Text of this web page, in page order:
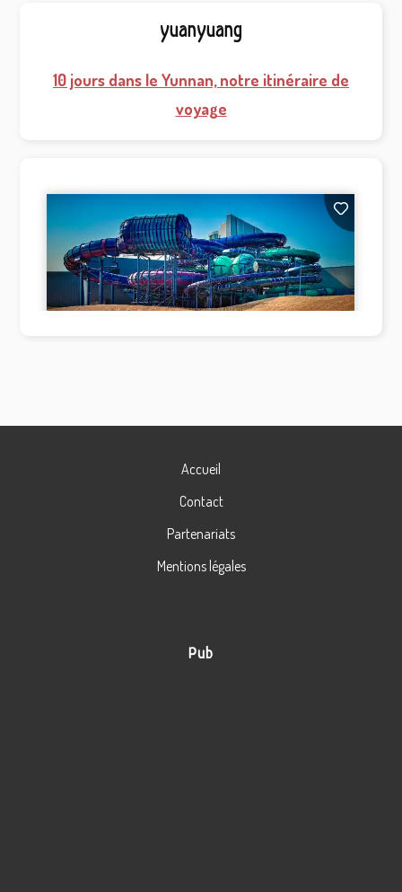
yuanyuang
10 jours dans le Yunnan, notre itinéraire de
voyage
Accueil
Contact
Partenariats
Mentions légales
Pub